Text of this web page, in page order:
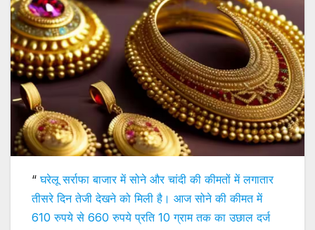
“ घरेलू सर्राफा बाजार में सोने और चांदी की कीमतों में लगातार
तीसरे दिन तेजी देखने को मिली है। आज सोने की कीमत में
610 रुपये से 660 रुपये प्रति 10 ग्राम तक का उछाल दर्ज